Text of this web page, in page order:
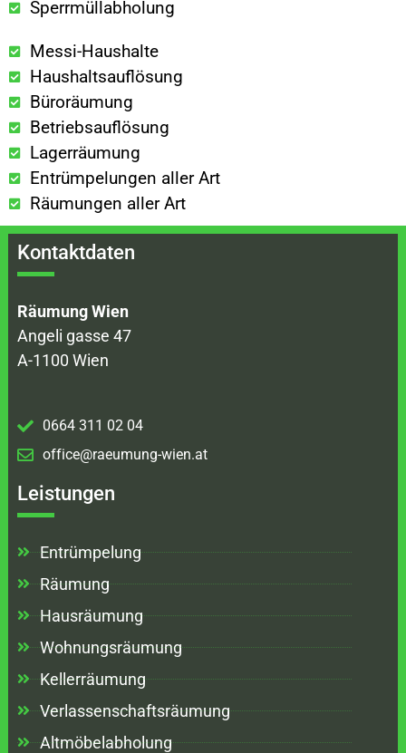
Sperrmüllabholung
Messi-Haushalte
Haushaltsauflösung
Büroräumung
Betriebsauflösung
Lagerräumung
Entrümpelungen aller Art
Räumungen aller Art
Kontaktdaten
Räumung Wien
Angeli gasse 47
A-1100 Wien
0664 311 02 04
office@raeumung-wien.at
Leistungen
Entrümpelung
Räumung
Hausräumung
Wohnungsräumung
Kellerräumung
Verlassenschaftsräumung
Altmöbelabholung